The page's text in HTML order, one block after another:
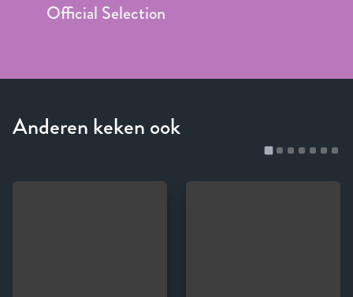
Official Selection